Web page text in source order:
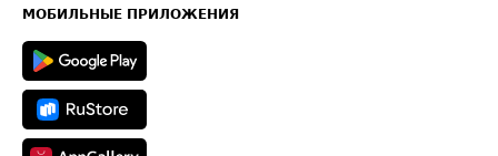
Техническая информация
МОБИЛЬНЫЕ ПРИЛОЖЕНИЯ